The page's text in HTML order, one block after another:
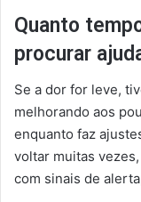
Quanto
procurar
Se a dor for leve,
melhorando aos
enquanto faz
voltar muitas
com sinais de